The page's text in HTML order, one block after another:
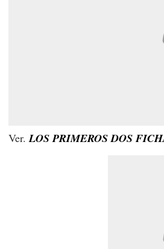
Ver.LOS PRIMEROS DOS